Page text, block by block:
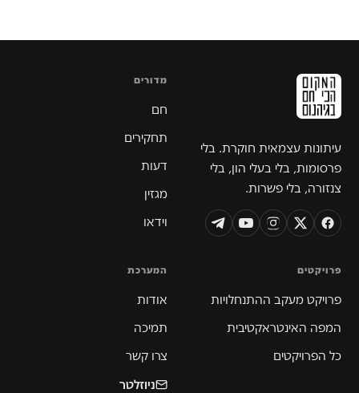
עיתונות עצמאית חוקרת. בלי
פרסומות, בלי בעלי הון, בלי
צנזורה, בלי פשרות.
מדורים
חם
תחקירים
דעות
מגזין
וידאו
פרויקטים
פרויקט מעקב ההתנחלויות
המפה האינטראקטיבית
כל הפרויקטים
המערכת
אודות
תמיכה
צרו קשר
ניוזלטר